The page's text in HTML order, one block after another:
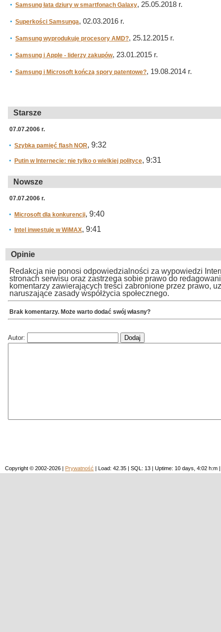
Samsung łata dziury w smartfonach Galaxy, 25.05.2018 r.
Superkości Samsunga, 02.03.2016 r.
Samsung wyprodukuje procesory AMD?, 25.12.2015 r.
Samsung i Apple - liderzy zakupów, 23.01.2015 r.
Samsung i Microsoft kończą spory patentowe?, 19.08.2014 r.
Starsze
07.07.2006 r.
Szybka pamięć flash NOR, 9:32
Putin w Internecie: nie tylko o wielkiej polityce, 9:31
Nowsze
07.07.2006 r.
Microsoft dla konkurencji, 9:40
Intel inwestuje w WiMAX, 9:41
Opinie
Redakcja nie ponosi odpowiedzialności za wypowiedzi
stronach serwisu oraz zastrzega sobie prawo do
komentarzy zawierających treści zabronione przez prawo,
naruszające zasady współżycia społecznego.
Brak komentarzy. Może warto dodać swój własny?
Autor:
Copyright © 2002-2026 | Prywatność | Load: 42.35 | SQL: 13 | Uptime: 10 days, 4:02